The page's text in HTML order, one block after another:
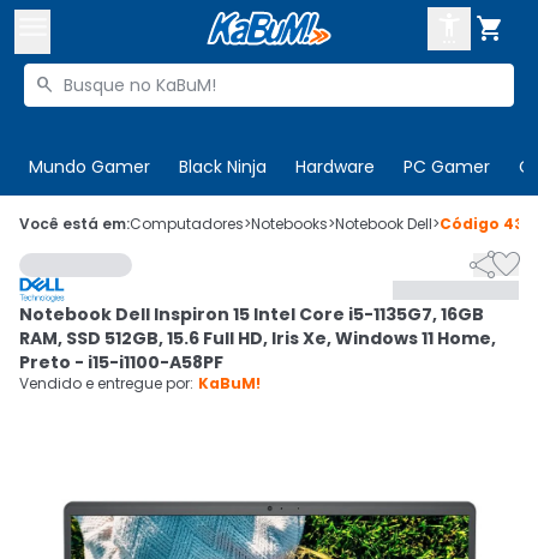

Buscar produtos

Mundo Gamer Black Ninja Hardware PC Gamer
 Olá. Acesse sua conta
 Departamentos
Cupons
Mais Vendidos
CADASTRE-SE
Você está em:Computadores>Notebooks>Notebook Dell>Código

Notebook Dell Inspiron 15 Intel Core i5-1135G7, 16GB
RAM, SSD 512GB, 15.6 Full HD, Iris Xe, Windows 11 Home,
Preto - i15-i1100-A58PF
Vendido e entregue por: KaBuM!